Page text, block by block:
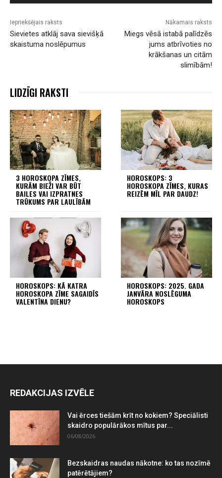
Iepriekšējais raksts
Sievietes atklāj sava sievišķā
skaistuma noslēpumus
Nākamais raksts
Miegs vēsā istabā palīdzēs
jums atbrīvoties no
krākšanas un citām
slimībām!
LIDZĪGI RAKSTI
3 HOROSKOPA ZĪMES,
KURĀM BIEŽI VAR BŪT
BAILES VAI IZPRATNES
TRŪKUMS PAR LAULĪBĀM
HOROSKOPS: 3
HOROSKOPA ZĪMES, KURAS
REIZĒM MĪL PAR DAUDZ!
HOROSKOPS: KĀ KATRA
HOROSKOPA ZĪME SAGAIDĪS
VALENTĪNA DIENU?
HOROSKOPS: 2025. GADA
JANVĀRA NOSLĒGUMA
HOROSKOPS
REDAKCIJAS IZVĒLE
Vai ērces tiešām krīt no kokiem? Speciālisti
skaidro populārākos mītus par...
06/08/2026
Bezskaidras naudas nākotne: ko tas nozīmē
patērētājiem?